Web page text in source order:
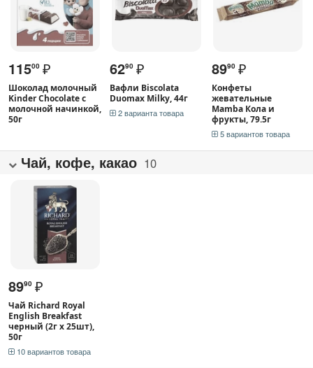
11500 ₽
Шоколад молочный
Kinder Chocolate с
молочной начинкой,
50г
6290 ₽
Вафли Biscolata
Duomax Milky, 44г
2 варианта товара
8990 ₽
Конфеты
жевательные
Mamba Кола и
фрукты, 79.5г
5 вариантов товара
Чай, кофе, какао 10
8990 ₽
Чай Richard Royal
English Breakfast
черный (2г х 25шт),
50г
10 вариантов товара